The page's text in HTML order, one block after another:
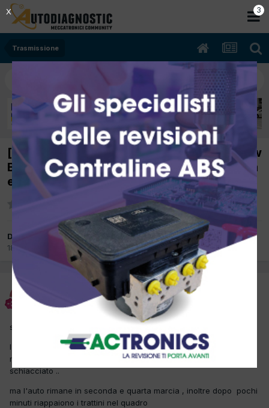
Trasmissione
[smart fortwo 04/2008 1000cc 132910 52Kw
Benzina] auto non parte e rimane in seconda
e 4 marcia
Da scican
18 Ottobre 2017 inTrasmissione
Inviato 18 Ottobre 2017
salve a tutti ho in officina questa smart 451 ..
l'auto rimane con i 3 trattini nel quadro strumenti , per metterla in
moto ho effettuato lo sblocco tenendo il pedale del freno
schiacciato ..
ma l'auto rimane in seconda e quarta marcia , inoltre dopo pochi
minuti riappaiono i trattini nel quadro
2
X